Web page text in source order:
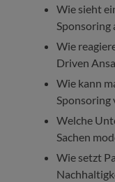
Wie sieht
Sponsoring
Wie
Driven
Wie kann
Sponsoring
Welche
Sachen
Wie setzt